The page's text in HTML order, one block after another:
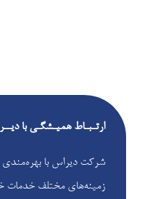
ارتـبـاط همیـشگـی با
شرکت دیراس با بهره‌مندی
زمینه‌های مختلف خدمات